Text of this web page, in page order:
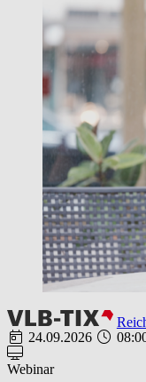
24.09.2026
Webinar